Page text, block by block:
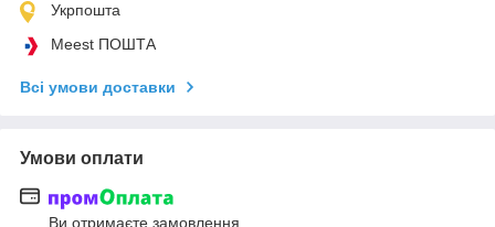
Укрпошта
Meest ПОШТА
Всі умови доставки
Умови оплати
Ви отримаєте замовлення